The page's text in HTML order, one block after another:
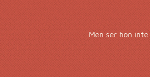
Men ser hon